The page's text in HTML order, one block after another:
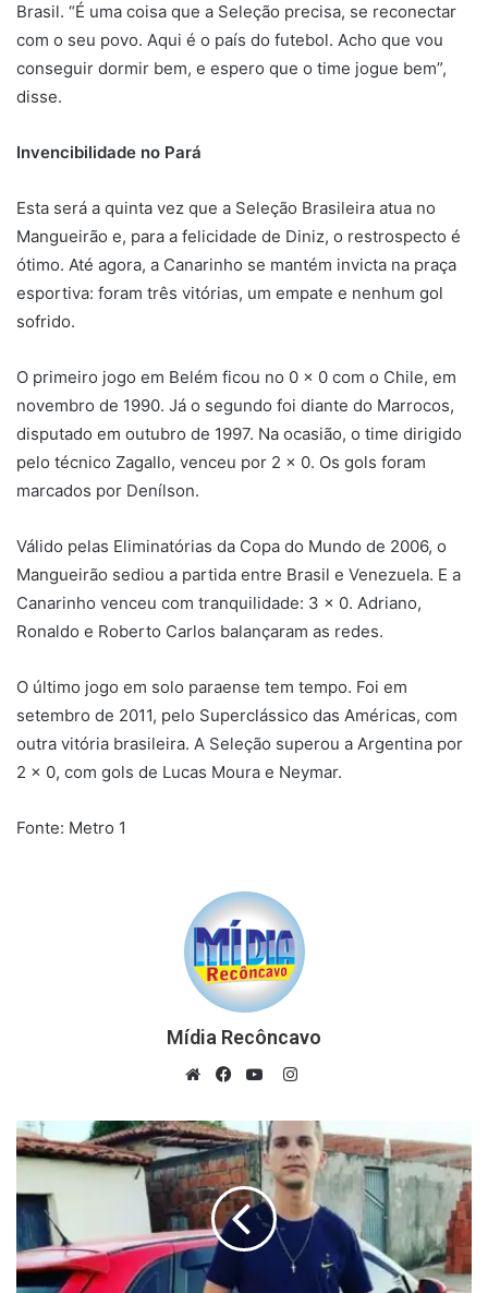
Brasil. “É uma coisa que a Seleção precisa, se reconectar
com o seu povo. Aqui é o país do futebol. Acho que vou
conseguir dormir bem, e espero que o time jogue bem”,
disse.
Invencibilidade no Pará
Esta será a quinta vez que a Seleção Brasileira atua no
Mangueirão e, para a felicidade de Diniz, o restrospecto é
ótimo. Até agora, a Canarinho se mantém invicta na praça
esportiva: foram três vitórias, um empate e nenhum gol
sofrido.
O primeiro jogo em Belém ficou no 0 x 0 com o Chile, em
novembro de 1990. Já o segundo foi diante do Marrocos,
disputado em outubro de 1997. Na ocasião, o time dirigido
pelo técnico Zagallo, venceu por 2 x 0. Os gols foram
marcados por Denílson.
Válido pelas Eliminatórias da Copa do Mundo de 2006, o
Mangueirão sediou a partida entre Brasil e Venezuela. E a
Canarinho venceu com tranquilidade: 3 x 0. Adriano,
Ronaldo e Roberto Carlos balançaram as redes.
O último jogo em solo paraense tem tempo. Foi em
setembro de 2011, pelo Superclássico das Américas, com
outra vitória brasileira. A Seleção superou a Argentina por
2 x 0, com gols de Lucas Moura e Neymar.
Fonte: Metro 1
Mídia Recôncavo
Instagram